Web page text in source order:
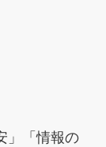
」「情報の